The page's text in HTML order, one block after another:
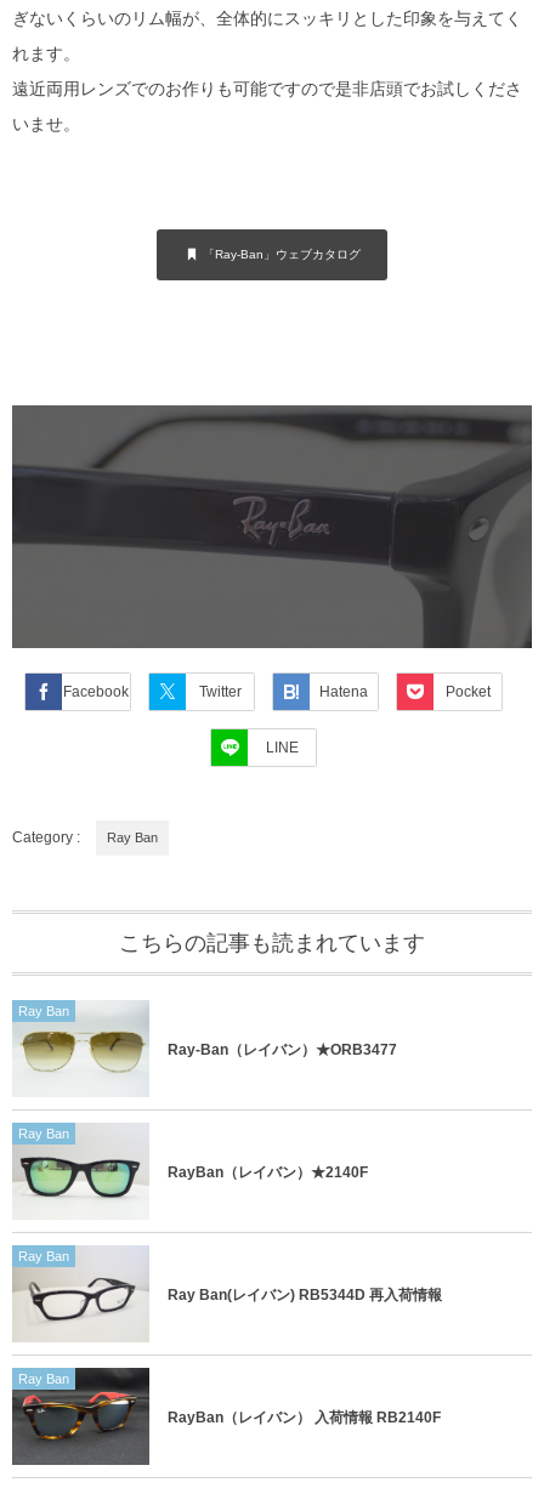
ぎないくらいのリム幅が、全体的にスッキリとした印象を与えてく
れます。
遠近両用レンズでのお作りも可能ですので是非店頭でお試しくださ
いませ。
「Ray-Ban」ウェブカタログ
Facebook Twitter Hatena Pocket
LINE
Category : Ray Ban
こちらの記事も読まれています
Ray Ban
Ray-Ban（レイバン）★ORB3477
Ray Ban
RayBan（レイバン）★2140F
Ray Ban
Ray Ban(レイバン) RB5344D 再入荷情報
Ray Ban
RayBan（レイバン） 入荷情報 RB2140F